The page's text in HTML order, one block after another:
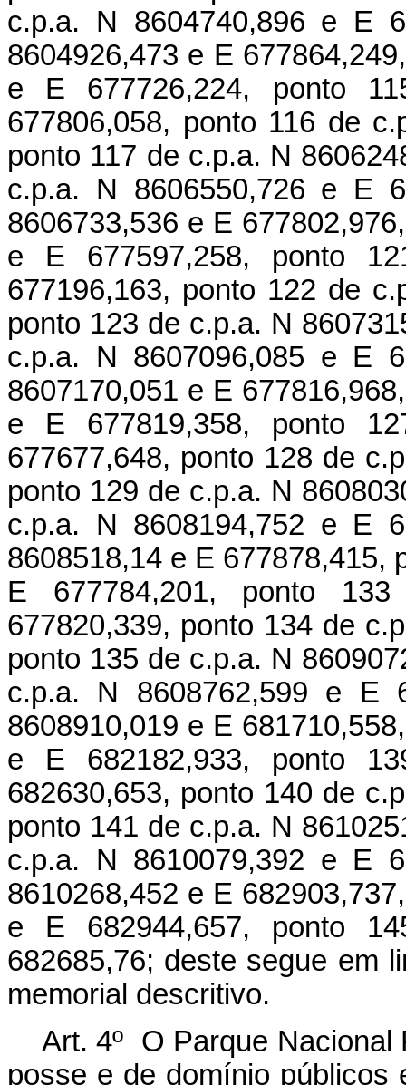
c.p.a. N 8604740,896 e E
8604926,473 e E
e E 677726,224, ponto
677806,058, ponto 116 de
ponto 117 de c.p.a. N
c.p.a. N 8606550,726 e E
8606733,536 e E
e E 677597,258, ponto
677196,163, ponto 122 de
ponto 123 de c.p.a. N
c.p.a. N 8607096,085 e E
8607170,051 e E
e E 677819,358, ponto
677677,648, ponto 128 de
ponto 129 de c.p.a. N
c.p.a. N 8608194,752 e E
8608518,14 e E 677878,415,
E 677784,201, ponto
677820,339, ponto 134 de
ponto 135 de c.p.a. N
c.p.a. N 8608762,599 e E
8608910,019 e E
e E 682182,933, ponto
682630,653, ponto 140 de
ponto 141 de c.p.a. N
c.p.a. N 8610079,392 e E
8610268,452 e E
e E 682944,657, ponto
682685,76; deste segue em
memorial descritivo.
Art. 4º O Parque Nacional
posse e de domínio públicos